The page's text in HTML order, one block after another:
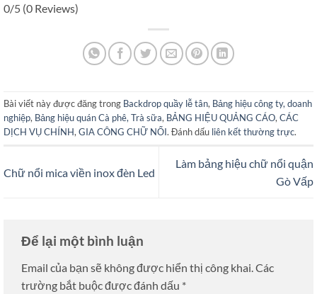
0/5 (0 Reviews)
Bài viết này được đăng trong Backdrop quầy lễ tân, Bảng hiệu công ty, doanh
nghiệp, Bảng hiệu quán Cà phê, Trà sữa, BẢNG HIỆU QUẢNG CÁO,CÁC
DỊCH VỤ CHÍNH,GIA CÔNG CHỮ NỔI. Đánh dấu liên kết thường trực.
Chữ nổi mica viền inox đèn Led
Làm bảng hiệu chữ nổi quận
Gò Vấp
Để lại một bình luận
Email của bạn sẽ không được hiển thị công khai.Các
trường bắt buộc được đánh dấu *